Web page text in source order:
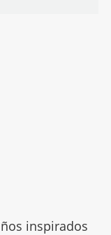
inspirados